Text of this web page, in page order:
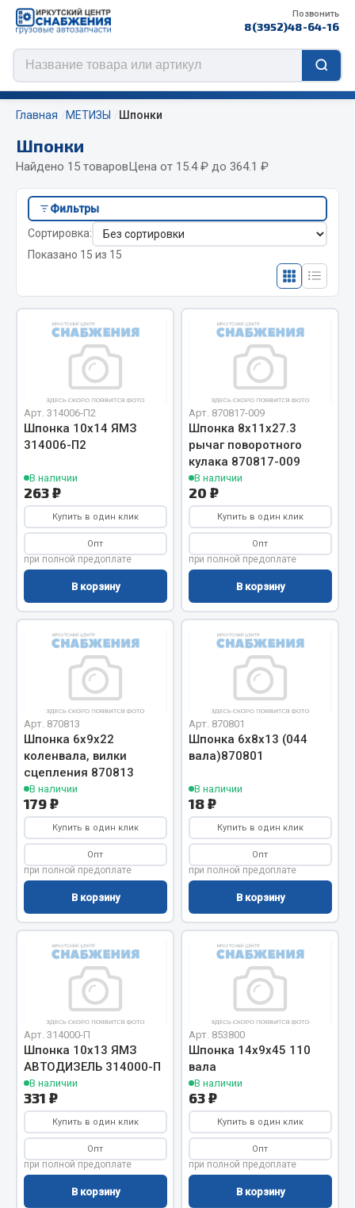
Позвонить
8(3952)48-64-16
Цепи противоскольжения
ЦЕПИ РОССИЯ
ЦЕПИ BOHU (Китай)
Изготовление цепей на колеса BOHU
Весь раздел
Отопители салона, подогреватели
Автономные воздушные отопители
Жидкостные подогреватели
Отопители салона
Весь раздел
Автотовары
Автозвук
Автокаталоги
Аксессуары автомобильные
Аптечки и знаки автомобильные
Брызговики
Вентиляторы кабины
Вымпела
Весь раздел
Смазочные материалы
Масла
Охладжающие жидкости
Технические жидкости
Весь раздел
МЕТИЗЫ
Болты
Гайки
Кольца стопорные
Пресс-масленки
Пробки
Хомуты
Показать ещё
Главная МЕТИЗЫ Шпонки
Шпонки
Найдено 15 товаровЦена от 15.4 ₽ до 364.1 ₽
Фильтры
Сортировка:
Показано 15 из 15
Арт. 314006-П2
Шпонка 10х14 ЯМЗ
314006-П2
В наличии
263 ₽
Купить в один клик
Опт
при полной предоплате
В корзину
Арт. 870817-009
Шпонка 8х11х27.3
рычаг поворотного
кулака 870817-009
В наличии
20 ₽
Купить в один клик
Опт
при полной предоплате
В корзину
Арт. 870813
Шпонка 6х9х22
коленвала, вилки
сцепления 870813
В наличии
179 ₽
Купить в один клик
Опт
при полной предоплате
В корзину
Арт. 870801
Шпонка 6х8х13 (044
вала)870801
В наличии
18 ₽
Купить в один клик
Опт
при полной предоплате
В корзину
Арт. 314000-П
Шпонка 10х13 ЯМЗ
АВТОДИЗЕЛЬ 314000-П
В наличии
331 ₽
Купить в один клик
Опт
при полной предоплате
В корзину
Арт. 853800
Шпонка 14х9х45 110
вала
В наличии
63 ₽
Купить в один клик
Опт
при полной предоплате
В корзину